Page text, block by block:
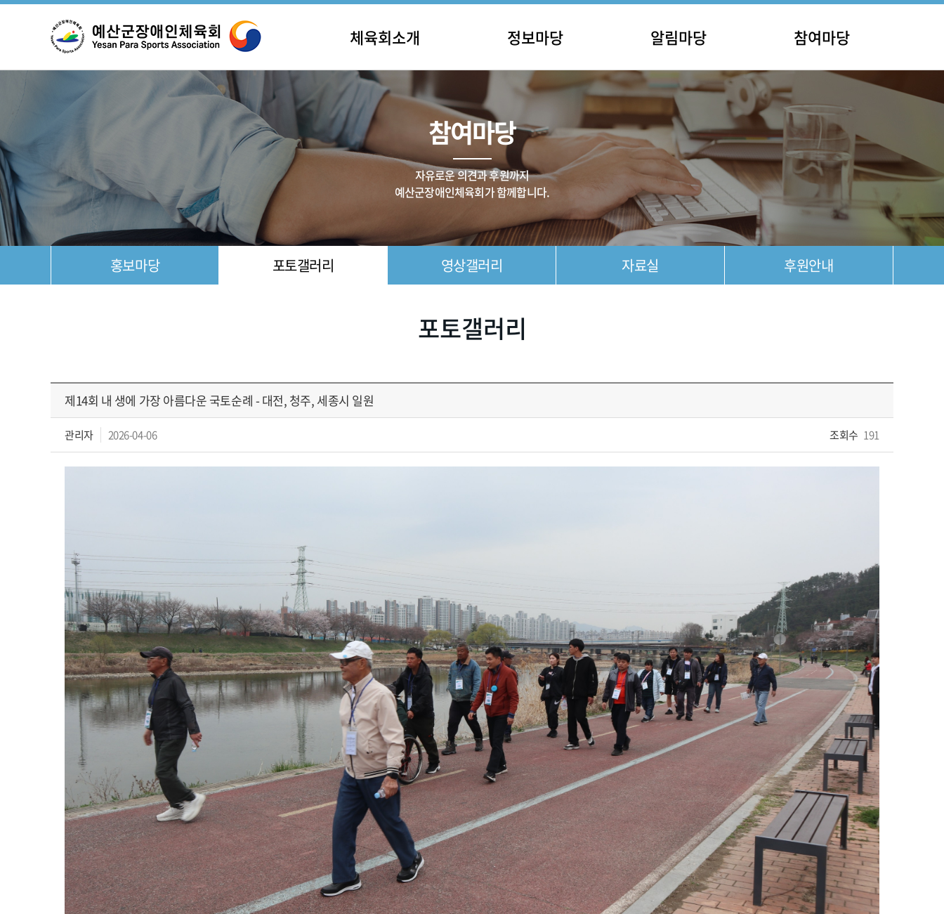
체육회소개
인사말
설립 및 연혁
조직 및 기구
주요사업
정보마당
충남장애인체육대회
전국장애인체육대회
종목별 대회
기타 대회
대회 결과
알림마당
공지사항
일정안내
채용공고
참여마당
홍보마당
포토갤러리
영상갤러리
자료실
후원안내
참여마당
자유로운 의견과 후원까지
예산군장애인체육회가 함께합니다.
홍보마당 포토갤러리 영상갤러리 자료실 후원안내
포토갤러리
제14회 내 생에 가장 아름다운 국토순례 - 대전, 청주, 세종시 일원
관리자 2026-04-06 조회수 191